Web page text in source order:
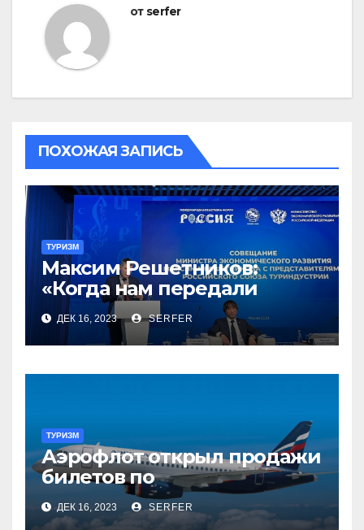
от serfer
ПОХОЖАЯ ЗАПИСЬ
ТУРИЗМ
Максим Решетников:
«Когда нам передали
туризм, для нас это был
сюрприз, но он оказался
приятным»
ДЕК 16, 2023 SERFER
ТУРИЗМ
Аэрофлот открыл продажи
билетов по
субсидированным
тарифам
ДЕК 16, 2023 SERFER